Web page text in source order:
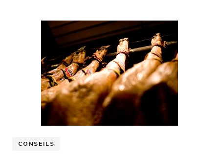
CONSEILS